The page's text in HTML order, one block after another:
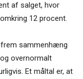
af salget, hvor
12 procent.
sammenhæng
overnormalt
Et måltal er, at